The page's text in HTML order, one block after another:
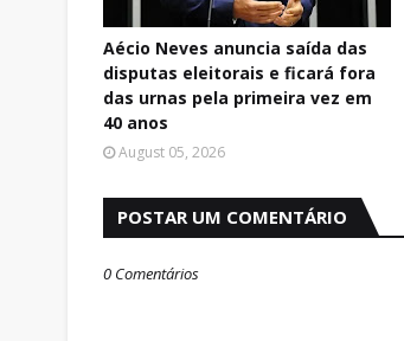
Aécio Neves anuncia saída das
disputas eleitorais e ficará fora
das urnas pela primeira vez em
40 anos
August 05, 2026
POSTAR UM COMENTÁRIO
0 Comentários